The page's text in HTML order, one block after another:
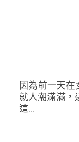
因為前一天
就人潮滿滿，
這...